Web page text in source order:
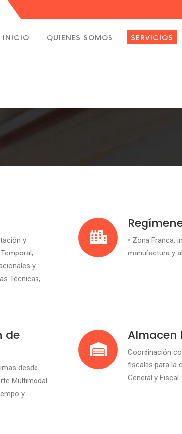
INICIO QUIENES SOMOS SERVICIOS
y
y
Técnicas,
• Zona Franca,
manufactura y
de
desde
Multimodal
y
Almacen
Coordinación
fiscales para la
General y Fiscal.